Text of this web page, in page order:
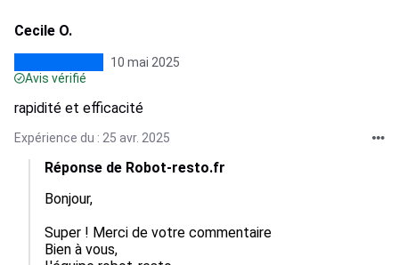
Cecile O.
10 mai 2025
Avis vérifié
rapidité et efficacité
Expérience du : 25 avr. 2025
Réponse de Robot-resto.fr
Bonjour,
Super ! Merci de votre commentaire
Bien à vous,